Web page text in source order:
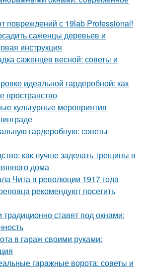
повреждений с 19lab Professional!
саженцы деревьев и
инструкция
саженцев весной: советы и
идеальной гардеробной: как
пространство
культурные мероприятия
гардеробную: советы
как лучше заделать трещины в
дома
Чита в революции 1917 года
рекомендуют посетить
ставят под окнами:
в гараж своими руками:
гаражные ворота: советы и